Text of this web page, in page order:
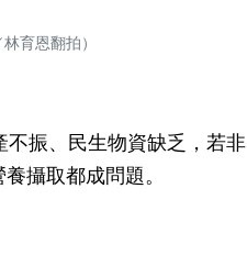
育恩翻拍）
振、民生物資缺乏，若非
攝取都成問題。